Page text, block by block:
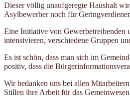
Dieser völlig unaufgeregte Haushalt
Asylbewerber noch für
Eine Initiative von Gewerbetreibenden
intensivieren, verschiedene Gruppen
Es ist schön, dass man sich im
positiv, dass die
Wir bedanken uns bei allen
Stillen ihre Arbeit für das